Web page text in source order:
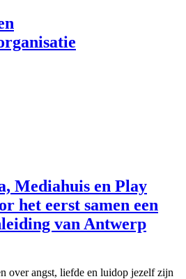
Mediahuis en Play
het eerst samen een
van Antwerp
over angst, liefde en luidop jezelf zijn